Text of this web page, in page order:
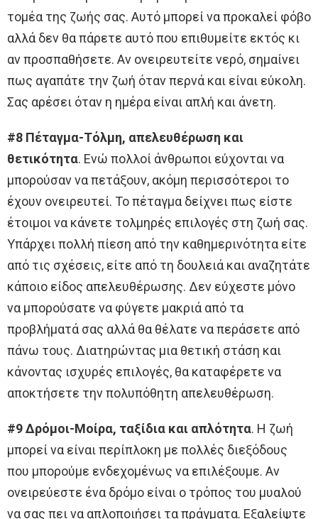
τομέα της ζωής σας. Αυτό μπορεί να προκαλεί φόβο
αλλά δεν θα πάρετε αυτό που επιθυμείτε εκτός κι
αν προσπαθήσετε. Αν ονειρευτείτε νερό, σημαίνει
πως αγαπάτε την ζωή όταν περνά και είναι εύκολη.
Σας αρέσει όταν η ημέρα είναι απλή και άνετη.
#8 Πέταγμα-Τόλμη, απελευθέρωση και
θετικότητα. Ενώ πολλοί άνθρωποι εύχονται να
μπορούσαν να πετάξουν, ακόμη περισσότεροι το
έχουν ονειρευτεί. Το πέταγμα δείχνει πως είστε
έτοιμοι να κάνετε τολμηρές επιλογές στη ζωή σας.
Υπάρχει πολλή πίεση από την καθημερινότητα είτε
από τις σχέσεις, είτε από τη δουλειά και αναζητάτε
κάποιο είδος απελευθέρωσης. Δεν εύχεστε μόνο
να μπορούσατε να φύγετε μακριά από τα
προβλήματά σας αλλά θα θέλατε να περάσετε από
πάνω τους. Διατηρώντας μια θετική στάση και
κάνοντας ισχυρές επιλογές, θα καταφέρετε να
αποκτήσετε την πολυπόθητη απελευθέρωση.
#9 Δρόμοι-Μοίρα, ταξίδια και απλότητα. Η ζωή
μπορεί να είναι περίπλοκη με πολλές διεξόδους
που μπορούμε ενδεχομένως να επιλέξουμε. Αν
ονειρεύεστε ένα δρόμο είναι ο τρόπος του μυαλού
να σας πει να απλοποιήσει τα πράγματα. Εξαλείψτε